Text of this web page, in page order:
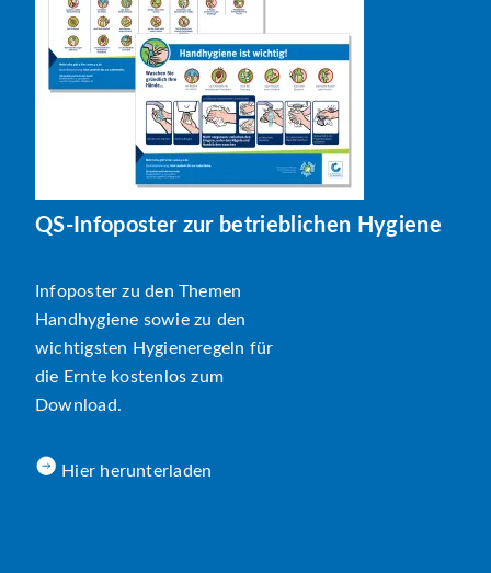
QS-Infoposter zur betrieblichen Hygiene
Infoposter zu den Themen
Handhygiene sowie zu den
wichtigsten Hygieneregeln für
die Ernte kostenlos zum
Download.
Hier herunterladen